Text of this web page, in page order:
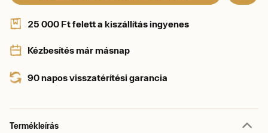
25 000 Ft felett a kiszállítás ingyenes
Kézbesítés már másnap
90 napos visszatérítési garancia
Termékleírás